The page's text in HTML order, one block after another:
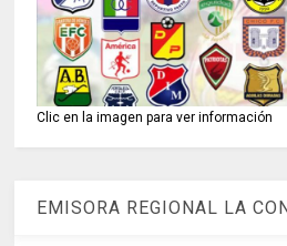
Clic en la imagen para ver información
EMISORA REGIONAL LA